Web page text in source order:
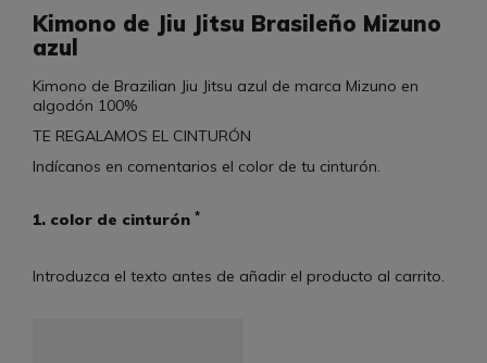
Kimono de Jiu Jitsu Brasileño Mizuno
azul
Kimono de Brazilian Jiu Jitsu azul de marca Mizuno en
algodón 100%
TE REGALAMOS EL CINTURÓN
Indícanos en comentarios el color de tu cinturón.
1. color de cinturón *
Introduzca el texto antes de añadir el producto al carrito.